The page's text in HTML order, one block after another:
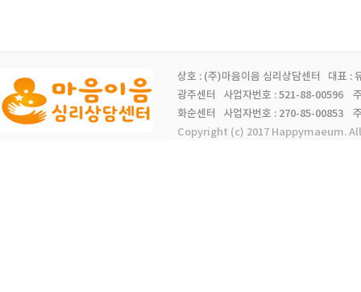
상호 : (주)마음이음 심리상담센터 대표 :
광주센터 사업자번호 : 521-88-00596
화순센터 사업자번호 : 270-85-00853
Copyright (c) 2017 Happymaeum.